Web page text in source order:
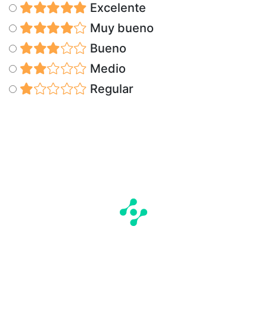
Excelente
Muy bueno
Bueno
Medio
Regular